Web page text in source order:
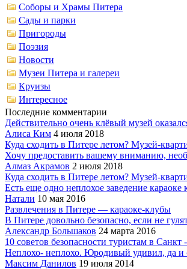
Соборы и Храмы Питера
Сады и парки
Пригороды
Поэзия
Новости
Музеи Питера и галереи
Круизы
Интересное
Последние комментарии
Действительно очень клёвый музей
Алиса Ким 4 июля 2018
Куда сходить в Питере летом? Музей-
Хочу предоставить вашему вниманию,
Алмаз Акрамов 2 июля 2018
Куда сходить в Питере летом? Музей-
Есть еще одно неплохое заведение
Натали 10 мая 2016
Развлечения в Питере — караоке-клубы
В Питере довольно безопасно, если не
Александр Большаков 24 марта 2016
10 советов безопасности туристам в Санкт
Неплохо- неплохо. Юродивый удивил, да и
Максим Данилов 19 июля 2014